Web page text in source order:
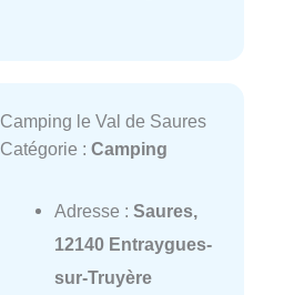
Camping le Val de Saures
Catégorie : Camping
Adresse : Saures,
12140 Entraygues-
sur-Truyère